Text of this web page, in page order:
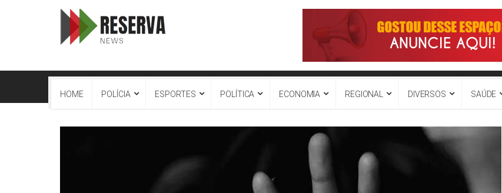
HOME POLÍCIA ESPORTES POLÍTICA ECONOMIA REGIONAL DIVERSOS SAÚDE